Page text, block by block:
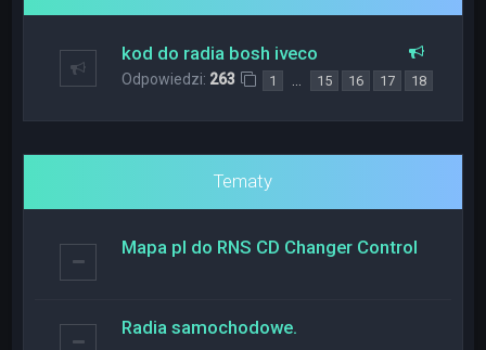
kod do radia bosh iveco
Odpowiedzi: 263 1 … 15 16 17 18
Tematy
Mapa pl do RNS CD Changer Control
Radia samochodowe.